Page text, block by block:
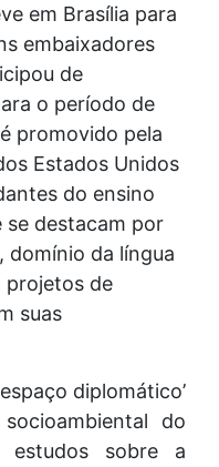
em Brasília para
embaixadores
de
o período de
promovido pela
Estados Unidos
do ensino
se destacam por
domínio da língua
projetos de
suas
diplomático’
do
sobre a